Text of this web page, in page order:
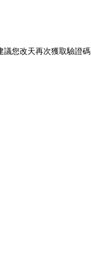
議您改天再次獲取驗證碼